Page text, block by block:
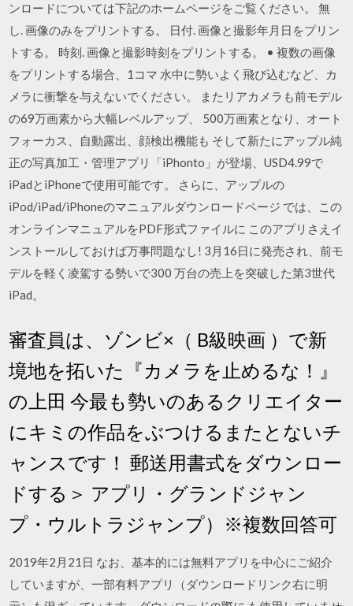
ンロードについては下記のホームページをご覧ください。 無
し. 画像のみをプリントする。 日付. 画像と撮影年月日をプリン
トする。 時刻. 画像と撮影時刻をプリントする。 • 複数の画像
をプリントする場合、1コマ 水中に勢いよく飛び込むなど、カ
メラに衝撃を与えないでください。 またリアカメラも前モデル
の69万画素から大幅レベルアップ、 500万画素となり、オート
フォーカス、自動露出、顔検出機能も そして新たにアップル純
正の写真加工・管理アプリ「iPhonto」が登場、USD4.99で
iPadとiPhoneで使用可能です。 さらに、アップルの
iPod/iPad/iPhoneのマニュアルダウンロードページ では、この
オンラインマニュアルをPDF形式ファイルに このアプリさえイ
ンストールしておけば万事問題なし! 3月16日に発売され、前モ
デルを軽く凌駕する勢いで300 万台の売上を突破した第3世代
iPad。
審査員は、ゾンビ×（ B級映画 ）で新
境地を拓いた『カメラを止めるな！』
の上田 今最も勢いのあるクリエイター
にキミの作品をぶつけるまたとないチ
ャンスです！ 郵送用書式をダウンロー
ドする＞ アプリ・グランドジャン
プ・ウルトラジャンプ）※複数回答可
2019年2月21日 なお、基本的には無料アプリを中心にご紹介
していますが、一部有料アプリ（ダウンロードリンク右に明